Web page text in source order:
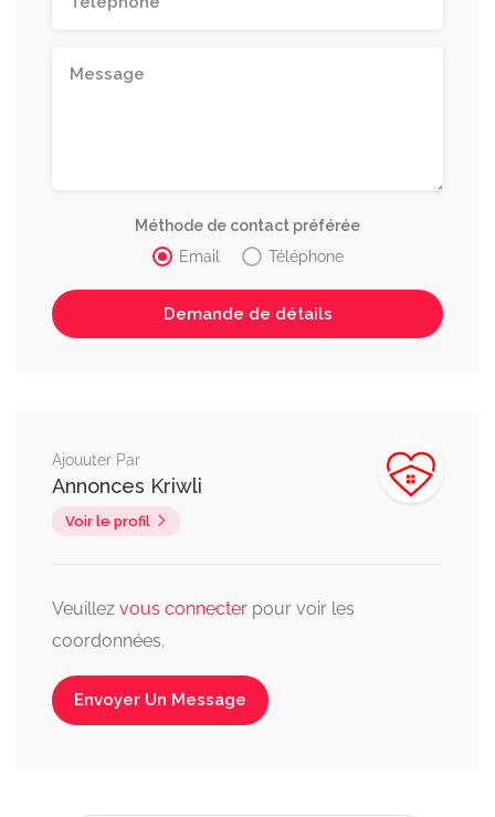
Méthode de contact préférée
Email
Téléphone
Ajouuter Par
Annonces Kriwli
Voir le profil
Veuillez vous connecter pour voir les
coordonnées.
Envoyer Un Message